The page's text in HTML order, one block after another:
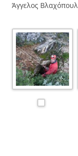
Άγγελος